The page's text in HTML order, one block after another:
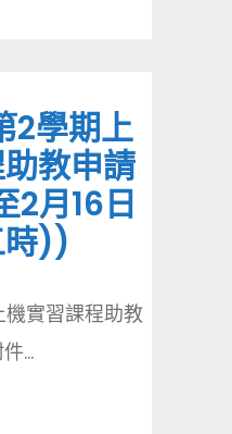
2學期上
教申請
2月16日
時))
機實習課程助教
...